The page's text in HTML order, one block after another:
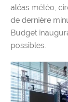
aléas météo,
de dernière
Budget
possibles.